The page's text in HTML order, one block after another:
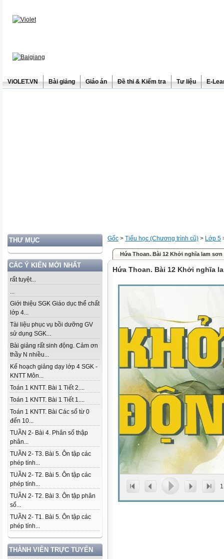
ViOLET.VN Bài giảng Giáo án Đề thi & Kiểm tra Tư liệu E-
THƯ MỤC
CÁC Ý KIẾN MỚI NHẤT
rất tuyệt...
...
Giới thiệu SGK Giáo dục thể chất
lớp 4...
Tài liệu phục vụ bồi dưỡng GV
sử dụng SGK...
Bài giảng rất sinh động. Cảm ơn
thầy N nhiều...
Kế hoạch giảng dạy lớp 4 SGK -
KNTT Môn...
Toán 1 KNTT. Bài 1 Tiết 2....
Toán 1 KNTT. Bài 1 Tiết 1....
Toán 1 KNTT. Bài Các số từ 0
đến 10...
TUẦN 2- Bài 4. Phân số thập
phân...
TUẦN 2- T3. Bài 5. Ôn tập các
phép tính...
TUẦN 2- T2. Bài 5. Ôn tập các
phép tính...
TUẦN 2- T2. Bài 3. Ôn tập phân
số...
TUẦN 2- T1. Bài 5. Ôn tập các
phép tính...
THÀNH VIÊN TRỰC TUYẾN
Gốc > Tiểu học (Chương trình cũ) > Lớp 5
Hứa Thoan. Bài 12 Khởi nghĩa lam sơn
Hứa Thoan. Bài 12 Khởi nghĩa
1